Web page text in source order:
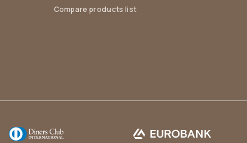
Compare products list